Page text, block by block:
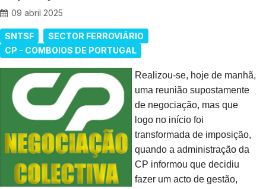
09 abril 2025
SNTSF
SECTOR FERROVIÁRIO
CP - COMBOIOS DE PORTUGAL
Realizou-se, hoje de manhã,
uma reunião supostamente
de negociação, mas que
logo no início foi
transformada de imposição,
quando a administração da
CP informou que decidiu
fazer um acto de gestão,